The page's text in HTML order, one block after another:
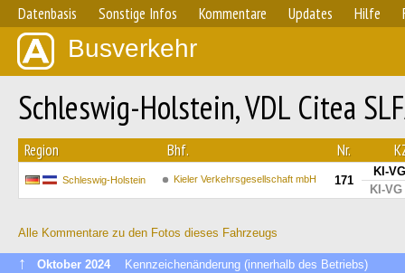
Datenbasis Sonstige Infos Kommentare Updates Hilfe
Busverkehr
Schleswig-Holstein, VDL Citea
Region Bhf. Nr.
Schleswig-Holstein Kieler Verkehrsgesellschaft mbH 171
KI-
KI-
Alle Kommentare zu den Fotos dieses Fahrzeugs
↑ Oktober 2024 Kennzeichenänderung (innerhalb des Betriebs)